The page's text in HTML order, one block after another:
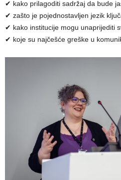
✔ kako prilagoditi sadržaj da bude
✔ zašto je pojednostavljen jezik
✔ kako institucije mogu unaprijediti
✔ koje su najčešće greške u